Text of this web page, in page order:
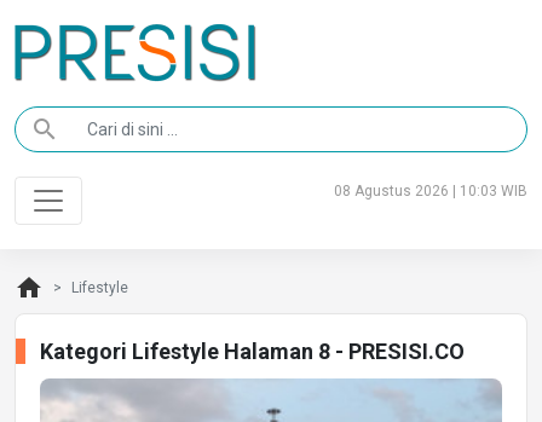
search
08 Agustus 2026 | 10:03 WIB
home Lifestyle
Kategori Lifestyle Halaman 8 - PRESISI.CO